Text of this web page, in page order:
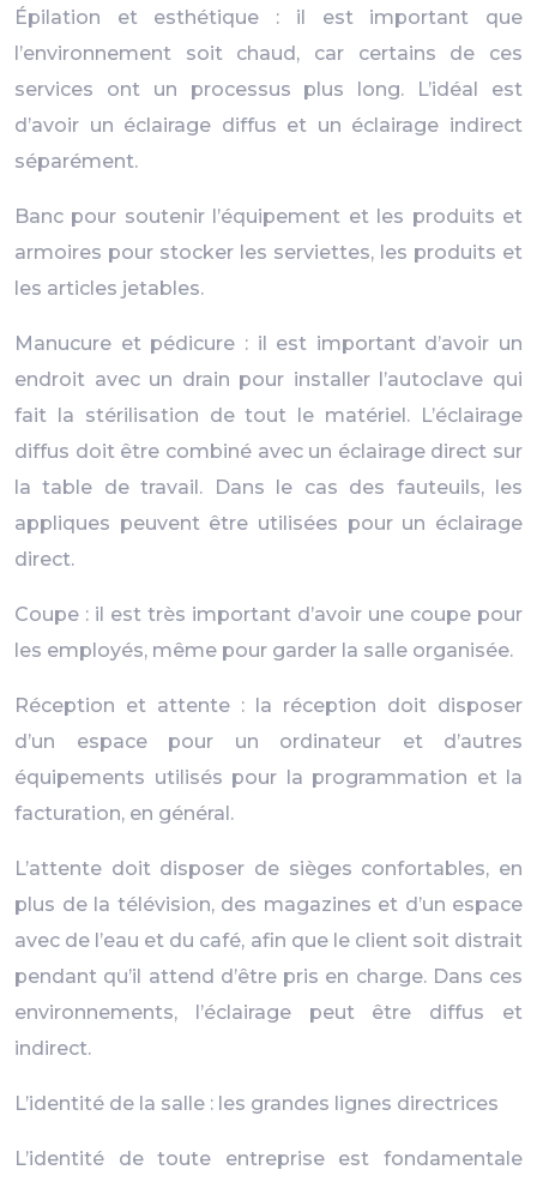
Épilation et esthétique : il est important que
l’environnement soit chaud, car certains de ces
services ont un processus plus long. L’idéal est
d’avoir un éclairage diffus et un éclairage indirect
séparément.
Banc pour soutenir l’équipement et les produits et
armoires pour stocker les serviettes, les produits et
les articles jetables.
Manucure et pédicure : il est important d’avoir un
endroit avec un drain pour installer l’autoclave qui
fait la stérilisation de tout le matériel. L’éclairage
diffus doit être combiné avec un éclairage direct sur
la table de travail. Dans le cas des fauteuils, les
appliques peuvent être utilisées pour un éclairage
direct.
Coupe : il est très important d’avoir une coupe pour
les employés, même pour garder la salle organisée.
Réception et attente : la réception doit disposer
d’un espace pour un ordinateur et d’autres
équipements utilisés pour la programmation et la
facturation, en général.
L’attente doit disposer de sièges confortables, en
plus de la télévision, des magazines et d’un espace
avec de l’eau et du café, afin que le client soit distrait
pendant qu’il attend d’être pris en charge. Dans ces
environnements, l’éclairage peut être diffus et
indirect.
L’identité de la salle : les grandes lignes directrices
L’identité de toute entreprise est fondamentale